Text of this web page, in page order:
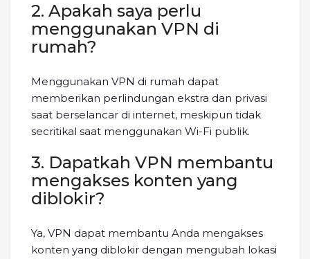
2. Apakah saya perlu
menggunakan VPN di
rumah?
Menggunakan VPN di rumah dapat
memberikan perlindungan ekstra dan privasi
saat berselancar di internet, meskipun tidak
secritikal saat menggunakan Wi-Fi publik.
3. Dapatkah VPN membantu
mengakses konten yang
diblokir?
Ya, VPN dapat membantu Anda mengakses
konten yang diblokir dengan mengubah lokasi